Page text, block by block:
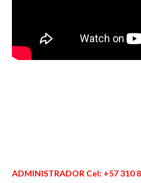
ADMINISTRADOR Cel: +57 310